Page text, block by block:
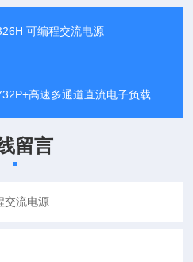
可编程交流电源
高速多通道直流电子负载
留言